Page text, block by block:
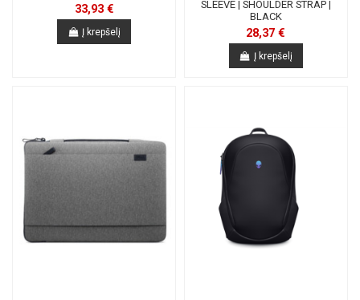
33,93 €
Į krepšelį
SLEEVE | SHOULDER STRAP |
BLACK
28,37 €
Į krepšelį